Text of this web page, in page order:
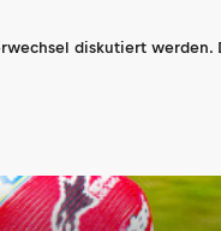
diskutiert werden.